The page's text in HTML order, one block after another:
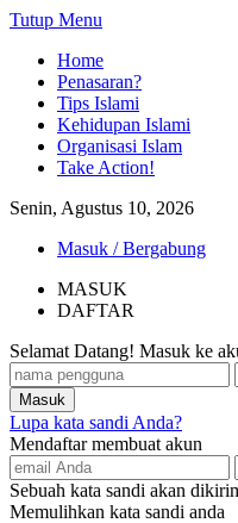
Tutup Menu
Home
Penasaran?
Tips Islami
Kehidupan Islami
Organisasi Islam
Take Action!
Senin, Agustus 10, 2026
Masuk / Bergabung
MASUK
DAFTAR
Selamat Datang! Masuk ke
Lupa kata sandi Anda?
Mendaftar membuat akun
Sebuah kata sandi akan
Memulihkan kata sandi anda